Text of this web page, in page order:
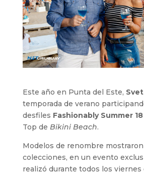
Este año en Punta del Este, Svet
temporada de verano
desfiles Fashionably Summer 18
Top de Bikini Beach.
Modelos de renombre
colecciones, en un evento
realizó durante todos los viernes